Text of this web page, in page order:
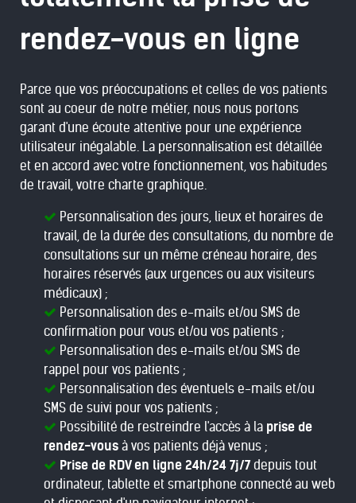
rendez-vous en ligne
Parce que vos préoccupations et celles de vos patients
sont au coeur de notre métier, nous nous portons
garant d'une écoute attentive pour une expérience
utilisateur inégalable. La personnalisation est détaillée
et en accord avec votre fonctionnement, vos habitudes
de travail, votre charte graphique.
Personnalisation des jours, lieux et horaires de
travail, de la durée des consultations, du nombre de
consultations sur un même créneau horaire, des
horaires réservés (aux urgences ou aux visiteurs
médicaux) ;
Personnalisation des e-mails et/ou SMS de
confirmation pour vous et/ou vos patients ;
Personnalisation des e-mails et/ou SMS de
rappel pour vos patients ;
Personnalisation des éventuels e-mails et/ou
SMS de suivi pour vos patients ;
Possibilité de restreindre l'accès à la prise de
rendez-vous à vos patients déjà venus ;
Prise de RDV en ligne 24h/24 7j/7depuis tout
ordinateur, tablette et smartphone connecté au web